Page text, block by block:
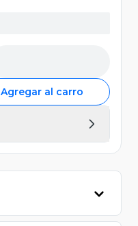
Agregar al carro